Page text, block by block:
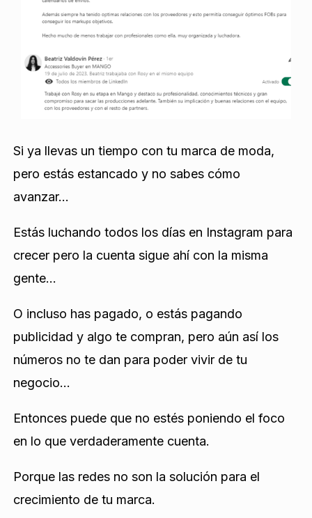
Si ya llevas un tiempo con tu marca de moda,
pero estás estancado y no sabes cómo
avanzar…
Estás luchando todos los días en Instagram para
crecer pero la cuenta sigue ahí con la misma
gente…
O incluso has pagado, o estás pagando
publicidad y algo te compran, pero aún así los
números no te dan para poder vivir de tu
negocio…
Entonces puede que no estés poniendo el foco
en lo que verdaderamente cuenta.
Porque las redes no son la solución para el
crecimiento de tu marca.